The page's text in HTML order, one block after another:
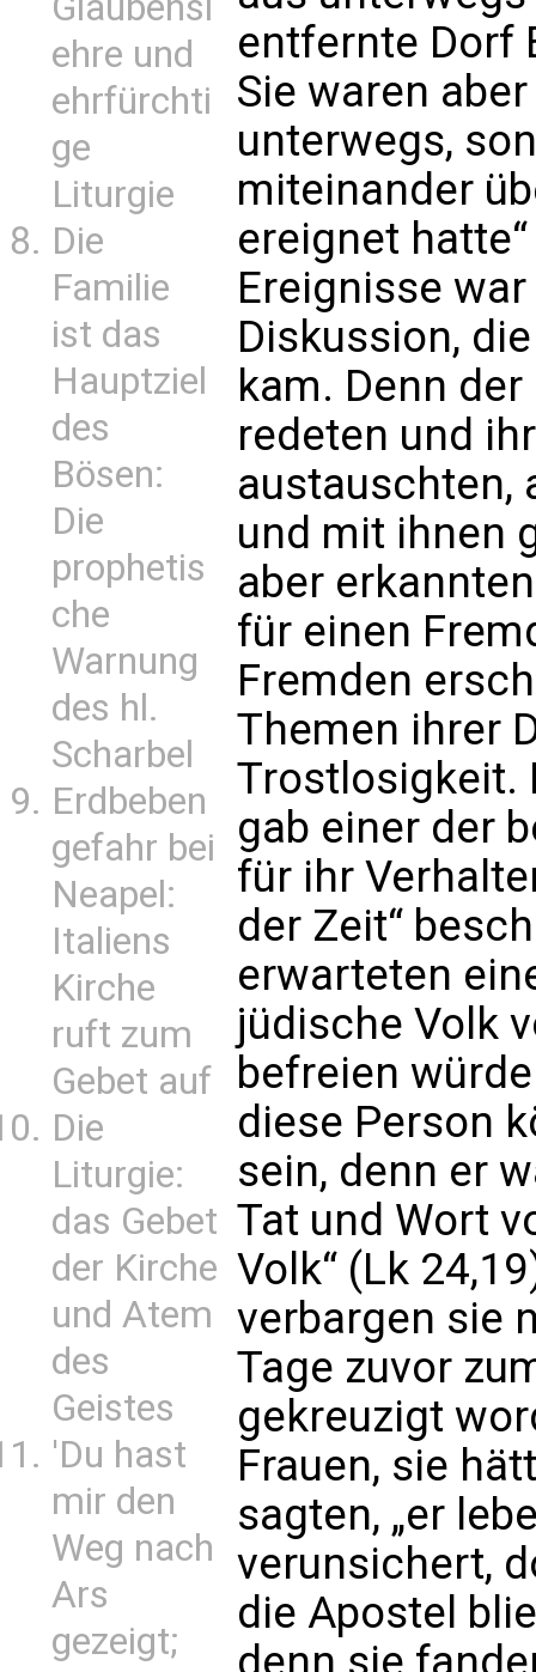
ehre und
ehrfürchti
ge
Liturgie
Die
Familie
ist das
Hauptziel
des
Bösen:
Die
prophetis
che
Warnung
des hl.
Scharbel
Erdbeben
gefahr bei
Neapel:
Italiens
Kirche
ruft zum
Gebet auf
Die
Liturgie:
das Gebet
der Kirche
und Atem
des
Geistes
'Du hast
mir den
Weg nach
Ars
gezeigt;
entfernte Dorf
Sie waren
unterwegs,
miteinander
ereignet
Ereignisse
Diskussion,
kam. Denn
redeten und
austauschten,
und mit ihnen
aber
für einen
Fremden
Themen ihrer
Trostlosigkeit.
gab einer der
für ihr
der Zeit“
erwarteten
jüdische Volk
befreien
diese Person
sein, denn er
Tat und Wort
Volk“ (Lk
verbargen sie
Tage zuvor
gekreuzigt
Frauen, sie
sagten, „er
verunsichert,
die Apostel